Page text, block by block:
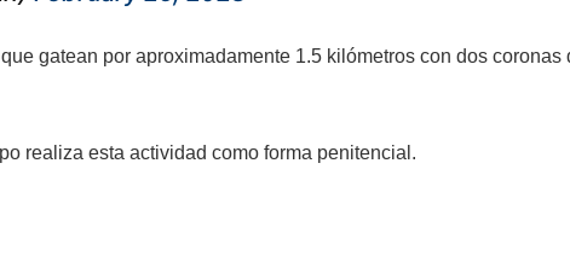
gatean por aproximadamente 1.5 kilómetros con dos coronas
realiza esta actividad como forma penitencial.